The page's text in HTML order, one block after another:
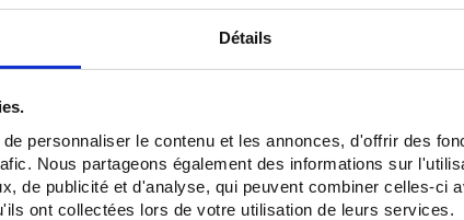
Détails
personnaliser le contenu et les annonces, d'offrir des
Nous partageons également des informations sur
de publicité et d'analyse, qui peuvent combiner celles-ci
ont collectées lors de votre utilisation de leurs services.